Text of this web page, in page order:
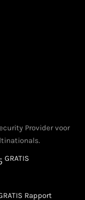
Provider voor
GRATIS
Rapport